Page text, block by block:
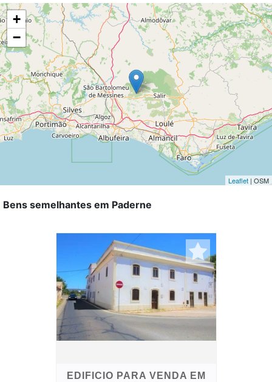
+
−
Leaflet | OSM
Bens semelhantes em Paderne
EDIFICIO PARA VENDA EM